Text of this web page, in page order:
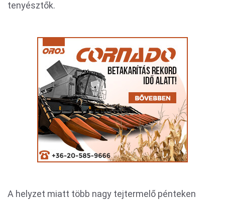
tenyésztők.
A helyzet miatt több nagy tejtermelő pénteken